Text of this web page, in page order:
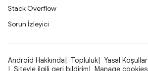
Stack Overflow
Sorun İzleyici
Android Hakkında Topluluk Yasal Koşullar
Siteyle ilgili geri bildirim
Manage cookies